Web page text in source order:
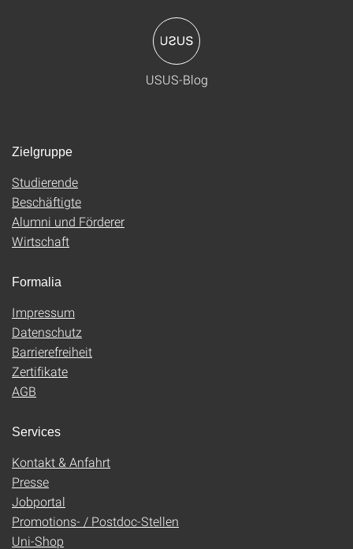
USUS-Blog
Zielgruppe
Studierende
Beschäftigte
Alumni und Förderer
Wirtschaft
Formalia
Impressum
Datenschutz
Barrierefreiheit
Zertifikate
AGB
Services
Kontakt & Anfahrt
Presse
Jobportal
Promotions- / Postdoc-Stellen
Uni-Shop